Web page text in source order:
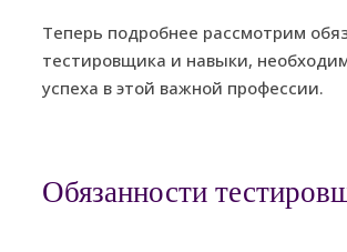
Теперь подробнее рассмотрим
тестировщика и навыки,
успеха в этой важной профессии.
Обязанности